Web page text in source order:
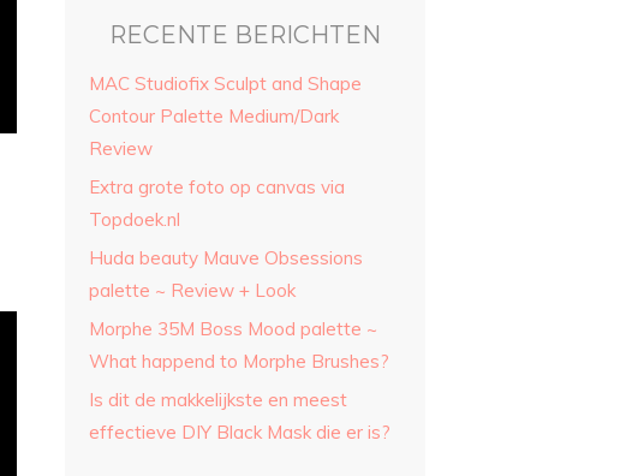
RECENTE BERICHTEN
MAC Studiofix Sculpt and Shape
Contour Palette Medium/Dark
Review
Extra grote foto op canvas via
Topdoek.nl
Huda beauty Mauve Obsessions
palette ~ Review + Look
Morphe 35M Boss Mood palette ~
What happend to Morphe Brushes?
Is dit de makkelijkste en meest
effectieve DIY Black Mask die er is?